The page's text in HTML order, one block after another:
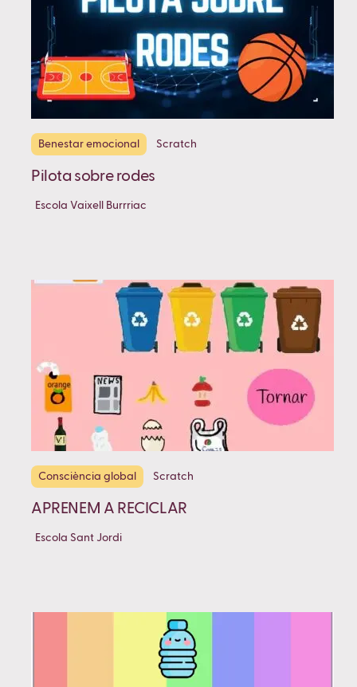
Benestar emocional Scratch
Pilota sobre rodes
Escola Vaixell Burrriac
Consciència global Scratch
APRENEM A RECICLAR
Escola Sant Jordi